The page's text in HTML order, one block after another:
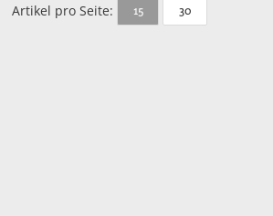
Artikel pro Seite: 15 30